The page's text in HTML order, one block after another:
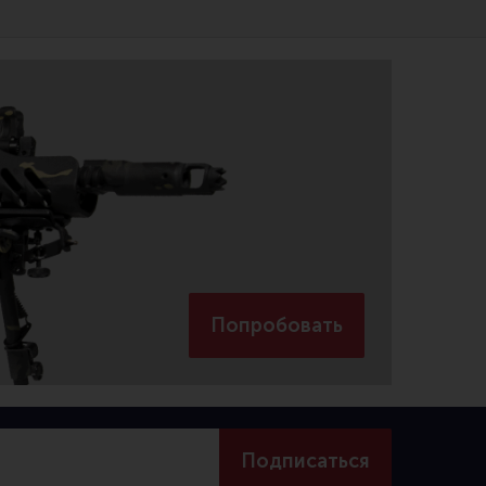
Попробовать
Подписаться